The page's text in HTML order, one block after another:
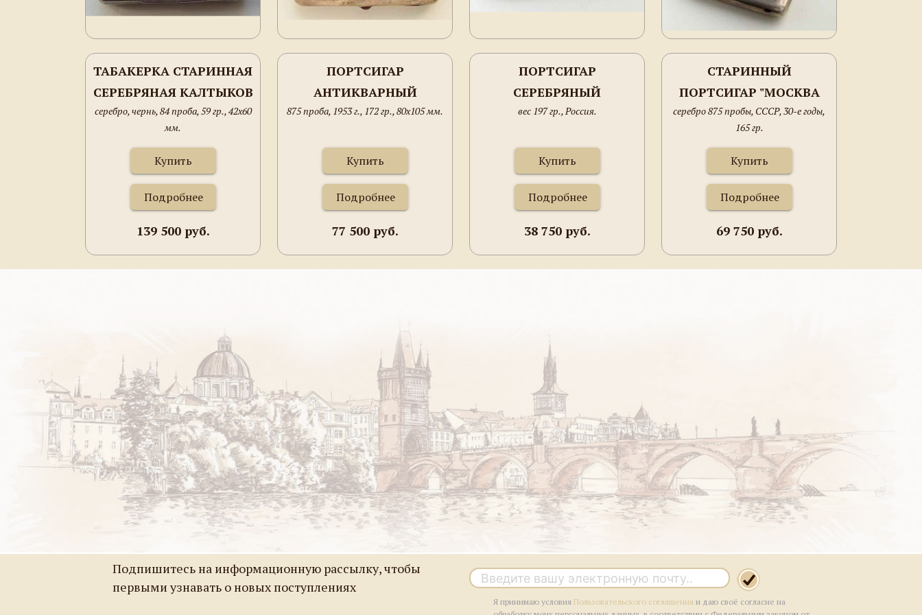
ТАБАКЕРКА СТАРИННАЯ
СЕРЕБРЯНАЯ КАЛТЫКОВ
ИВАН
серебро, чернь, 84 проба, 59 гр., 42х60
мм.
Купить
Подробнее
139 500 руб.
ПОРТСИГАР
АНТИКВАРНЫЙ
СЕРЕБРЯНЫЙ
875 проба, 1953 г., 172 гр., 80х105 мм.
Купить
Подробнее
77 500 руб.
ПОРТСИГАР
СЕРЕБРЯНЫЙ
вес 197 гр., Россия.
Купить
Подробнее
38 750 руб.
СТАРИННЫЙ
ПОРТСИГАР "МОСКВА
КРЕМЛЬ СПАССКАЯ
БАШНЯ"
серебро 875 пробы, СССР, 30-е годы,
165 гр.
Купить
Подробнее
69 750 руб.
Подпишитесь на информационную рассылку, чтобы
первыми узнавать о новых поступлениях
Я принимаю условия Пользовательского соглашения и даю своё согласие на